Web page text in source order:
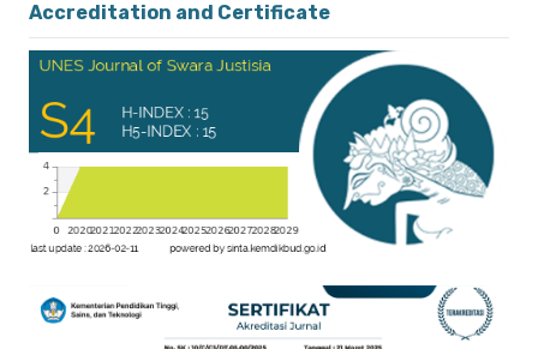
Accreditation and Certificate